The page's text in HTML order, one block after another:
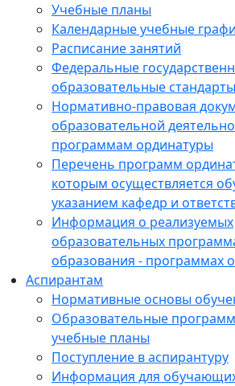
Учебные планы
Календарные учебные
Расписание занятий
Федеральные
образовательные стандарты
Нормативно-правовая
образовательной
программам ординатуры
Перечень программ
которым осуществляется
указанием кафедр и
Информация о реализуемых
образовательных
образования - программах
Аспирантам
Нормативные основы
Образовательные
учебные планы
Поступление в аспирантуру
Информация для